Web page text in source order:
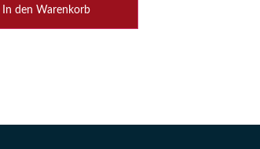
In den Warenkorb